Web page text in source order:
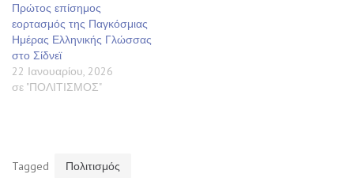
Πρώτος επίσημος
εορτασμός της Παγκόσμιας
Ημέρας Ελληνικής Γλώσσας
στο Σίδνεϊ
22 Ιανουαρίου, 2026
σε "ΠΟΛΙΤΙΣΜΟΣ"
Tagged Πολιτισμός